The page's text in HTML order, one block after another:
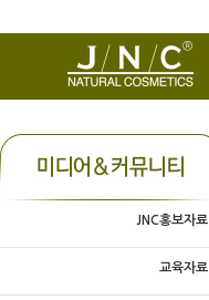
JNC홍보자료
교육자료